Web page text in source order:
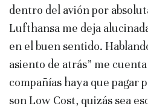
dentro del avión por
Lufthansa me deja
en el buen sentido.
asiento de atrás” me
compañías haya que pagar
son Low Cost, quizás sea